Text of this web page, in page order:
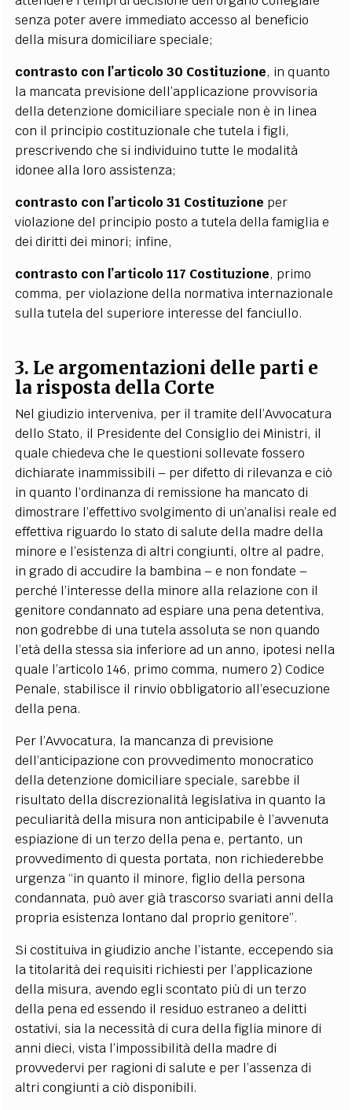
senza poter avere immediato accesso al beneficio
della misura domiciliare speciale;
contrasto con l’articolo 30 Costituzione, in quanto
la mancata previsione dell’applicazione provvisoria
della detenzione domiciliare speciale non è in linea
con il principio costituzionale che tutela i figli,
prescrivendo che si individuino tutte le modalità
idonee alla loro assistenza;
contrasto con l’articolo 31 Costituzione per
violazione del principio posto a tutela della famiglia e
dei diritti dei minori; infine,
contrasto con l’articolo 117 Costituzione, primo
comma, per violazione della normativa internazionale
sulla tutela del superiore interesse del fanciullo.
3. Le argomentazioni delle parti e
la risposta della Corte
Nel giudizio interveniva, per il tramite dell’Avvocatura
dello Stato, il Presidente del Consiglio dei Ministri, il
quale chiedeva che le questioni sollevate fossero
dichiarate inammissibili – per difetto di rilevanza e ciò
in quanto l’ordinanza di remissione ha mancato di
dimostrare l’effettivo svolgimento di un’analisi reale ed
effettiva riguardo lo stato di salute della madre della
minore e l’esistenza di altri congiunti, oltre al padre,
in grado di accudire la bambina – e non fondate –
perché l’interesse della minore alla relazione con il
genitore condannato ad espiare una pena detentiva,
non godrebbe di una tutela assoluta se non quando
l’età della stessa sia inferiore ad un anno, ipotesi nella
quale l’articolo 146, primo comma, numero 2) Codice
Penale, stabilisce il rinvio obbligatorio all’esecuzione
della pena.
Per l’Avvocatura, la mancanza di previsione
dell’anticipazione con provvedimento monocratico
della detenzione domiciliare speciale, sarebbe il
risultato della discrezionalità legislativa in quanto la
peculiarità della misura non anticipabile è l’avvenuta
espiazione di un terzo della pena e, pertanto, un
provvedimento di questa portata, non richiederebbe
urgenza “in quanto il minore, figlio della persona
condannata, può aver già trascorso svariati anni della
propria esistenza lontano dal proprio genitore”.
Si costituiva in giudizio anche l’istante, eccependo sia
la titolarità dei requisiti richiesti per l’applicazione
della misura, avendo egli scontato più di un terzo
della pena ed essendo il residuo estraneo a delitti
ostativi, sia la necessità di cura della figlia minore di
anni dieci, vista l’impossibilità della madre di
provvedervi per ragioni di salute e per l’assenza di
altri congiunti a ciò disponibili.